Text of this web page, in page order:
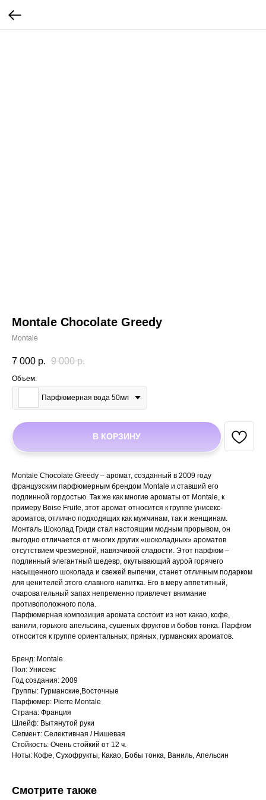
Montale Chocolate Greedy
Montale
7 000 р. 9 000 р.
Объем:
Парфюмерная вода 50мл
В КОРЗИНУ
Montale Chocolate Greedy – аромат, созданный в 2009 году
французским парфюмерным брендом Montale и ставший его
подлинной гордостью. Так же как многие ароматы от Montale, к
примеру Boise Fruite, этот аромат относится к группе унисекс-
ароматов, отлично подходящих как мужчинам, так и женщинам.
Монталь Шоколад Гриди стал настоящим модным прорывом, он
выгодно отличается от многих других «шоколадных» ароматов
отсутствием чрезмерной, навязчивой сладости. Этот парфюм –
подлинный элегантный шедевр, окутывающий аурой горячего
насыщенного шоколада и свежей выпечки, станет отличным подарком
для ценителей этого славного напитка. Его в меру аппетитный,
очаровательный запах непременно привлечет внимание
противоположного пола.
Парфюмерная композиция аромата состоит из нот какао, кофе,
ванили, горького апельсина, сушеных фруктов и бобов тонка. Парфюм
относится к группе ориентальных, пряных, гурманских ароматов.
Бренд: Montale
Пол: Унисекс
Год создания: 2009
Группы: Гурманские,Восточные
Парфюмер: Pierre Montale
Страна: Франция
Шлейф: Вытянутой руки
Сегмент: Селективная / Нишевая
Стойкость: Очень стойкий от 12 ч.
Ноты: Кофе, Сухофрукты, Какао, Бобы тонка, Ваниль, Апельсин
Смотрите также